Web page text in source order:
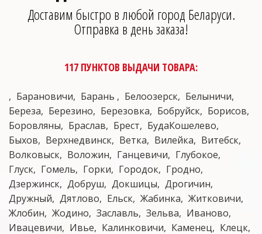
Доставим быстро в любой город Беларуси.
Отправка в день заказа!
117 ПУНКТОВ ВЫДАЧИ ТОВАРА:
Барановичи Барань Белоозерск
Белыничи
Береза
Березино Березовка Бобруйск
Борисов
Боровляны
Браслав Брест
БудаКошелево
Быхов
Верхнедвинск Ветка Вилейка
Витебск
Волковыск
Воложин Ганцевичи
Глубокое
Глуск
Гомель Горки Городок
Гродно
Дзержинск Добруш Докшицы
Дрогичин
Дружный
Дятлово Ельск Жабинка
Житковичи
Жлобин
Жодино Заславль Зельва
Иваново
Ивацевичи
Ивье Калинковичи Каменец
Клецк